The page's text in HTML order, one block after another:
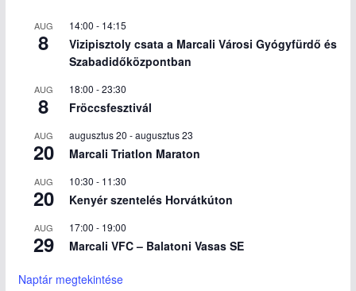
AUG
8
14:00 - 14:15
Vizipisztoly csata a Marcali Városi Gyógyfürdő és
Szabadidőközpontban
AUG
8
18:00 -23:30
Fröccsfesztivál
AUG
20
augusztus 20 -augusztus 23
Marcali Triatlon Maraton
AUG
20
10:30 - 11:30
Kenyér szentelés Horvátkúton
AUG
29
17:00 - 19:00
Marcali VFC – Balatoni Vasas SE
Naptár megtekintése